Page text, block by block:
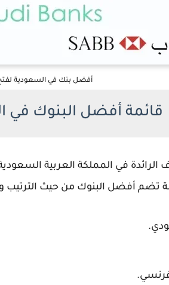
أفضل بنك في السعودية
قائمة أفضل البنوك في
الرائدة في المملكة العربية
البنوك من حيث الترتيب وتضم 11 مصرف، وجائت